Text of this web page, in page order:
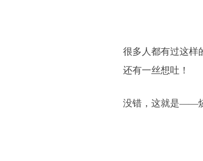
很多人都有过这样
还有一丝想吐！
没错，这就是——